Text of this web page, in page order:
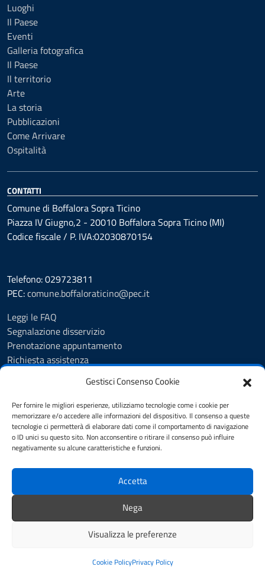
Gestisci Consenso Cookie
Per fornire le migliori esperienze, utilizziamo tecnologie come i cookie per
memorizzare e/o accedere alle informazioni del dispositivo. Il consenso a queste
tecnologie ci permetterà di elaborare dati come il comportamento di navigazione
o ID unici su questo sito. Non acconsentire o ritirare il consenso può influire
negativamente su alcune caratteristiche e funzioni.
Accetta
Nega
Visualizza le preferenze
Cookie PolicyPrivacy Policy
Luoghi
Il Paese
Eventi
Galleria fotografica
Il Paese
Il territorio
Arte
La storia
Pubblicazioni
Come Arrivare
Ospitalità
CONTATTI
Comune di Boffalora Sopra Ticino
Piazza IV Giugno,2 - 20010 Boffalora Sopra Ticino (MI)
Codice fiscale / P. IVA:02030870154
Telefono: 029723811
PEC:comune.boffaloraticino@pec.it
Leggi le FAQ
Segnalazione disservizio
Prenotazione appuntamento
Richiesta assistenza
Amministrazione trasparente
Informativa privacy
Cookie Policy (UE)
Note legali
Dichiarazione di accessibilità
SEGUICI SU
facebook
Credits